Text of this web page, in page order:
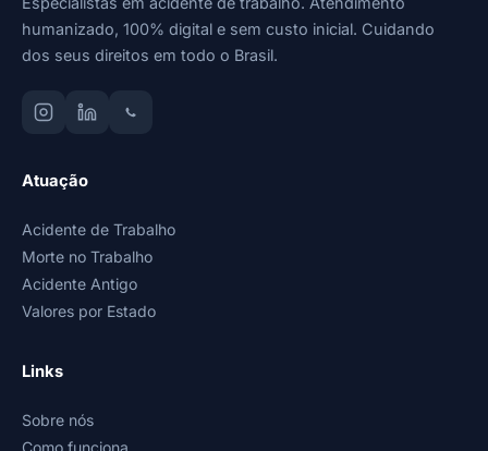
humanizado, 100% digital e sem custo inicial. Cuidando
dos seus direitos em todo o Brasil.
Atuação
Acidente de Trabalho
Morte no Trabalho
Acidente Antigo
Valores por Estado
Links
Sobre nós
Como funciona